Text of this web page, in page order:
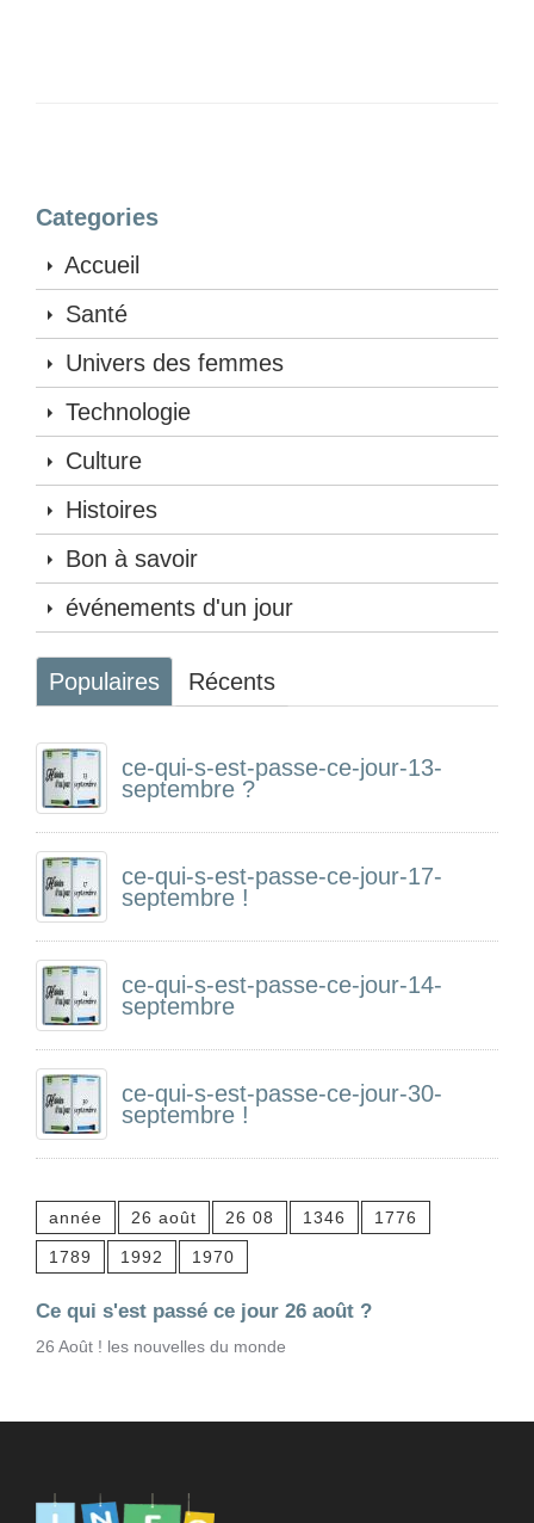
Categories
Accueil
Santé
Univers des femmes
Technologie
Culture
Histoires
Bon à savoir
événements d'un jour
Populaires Récents
ce-qui-s-est-passe-ce-jour-13-
septembre ?
ce-qui-s-est-passe-ce-jour-17-
septembre !
ce-qui-s-est-passe-ce-jour-14-
septembre
ce-qui-s-est-passe-ce-jour-30-
septembre !
année 26 août 26 08 1346 1776
1789 1992 1970
Ce qui s'est passé ce jour 26 août ?
26 Août ! les nouvelles du monde